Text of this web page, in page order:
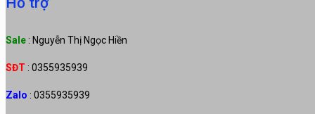
Sale : Nguyễn Thị Ngọc Hiền
SĐT : 0355935939
Zalo : 0355935939